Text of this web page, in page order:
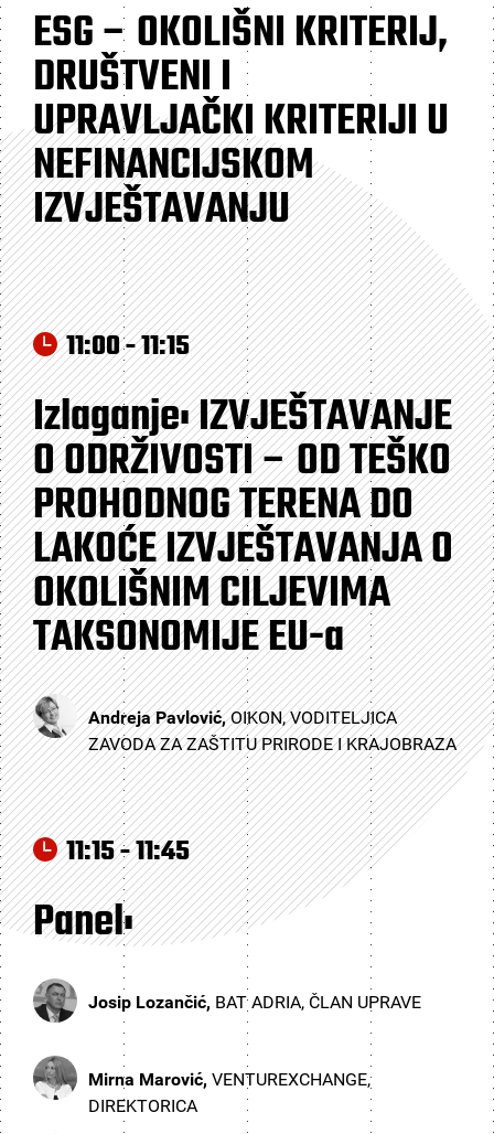
ESG – OKOLIŠNI KRITERIJ,
DRUŠTVENI I
UPRAVLJAČKI KRITERIJI U
NEFINANCIJSKOM
IZVJEŠTAVANJU
11:00 - 11:15
Izlaganje: IZVJEŠTAVANJE
O ODRŽIVOSTI – OD TEŠKO
PROHODNOG TERENA DO
LAKOĆE IZVJEŠTAVANJA O
OKOLIŠNIM CILJEVIMA
TAKSONOMIJE EU-a
Andreja Pavlović,OIKON, VODITELJICA
ZAVODA ZA ZAŠTITU PRIRODE I KRAJOBRAZA
11:15 - 11:45
Panel:
Josip Lozančić, BAT ADRIA, ČLAN UPRAVE
Mirna Marović, VENTUREXCHANGE,
DIREKTORICA